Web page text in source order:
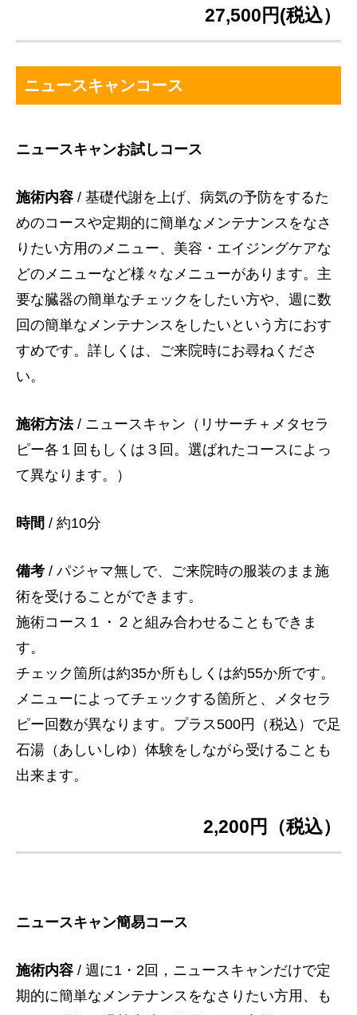
27,500円(税込）
ニュースキャンコース
ニュースキャンお試しコース
施術内容 / 基礎代謝を上げ、病気の予防をするた
めのコースや定期的に簡単なメンテナンスをなさ
りたい方用のメニュー、美容・エイジングケアな
どのメニューなど様々なメニューがあります。主
要な臓器の簡単なチェックをしたい方や、週に数
回の簡単なメンテナンスをしたいという方におす
すめです。詳しくは、ご来院時にお尋ねくださ
い。
施術方法/ ニュースキャン（リサーチ＋メタセラ
ピー各１回もしくは３回。選ばれたコースによっ
て異なります。）
時間 / 約10分
備考 / パジャマ無しで、ご来院時の服装のまま施
術を受けることができます。
施術コース１・２と組み合わせることもできま
す。
チェック箇所は約35か所もしくは約55か所です。
メニューによってチェックする箇所と、メタセラ
ピー回数が異なります。プラス500円（税込）で足
石湯（あしいしゆ）体験をしながら受けることも
出来ます。
2,200円（税込）
ニュースキャン簡易コース
施術内容 / 週に1・2回，ニュースキャンだけで定
期的に簡単なメンテナンスをなさりたい方用、も